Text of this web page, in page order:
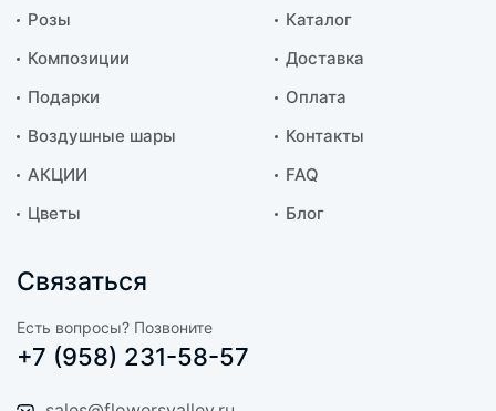
Розы
Композиции
Подарки
Воздушные шары
АКЦИИ
Цветы
Каталог
Доставка
Оплата
Контакты
FAQ
Блог
Связаться
Есть вопросы? Позвоните
+7 (958) 231-58-57